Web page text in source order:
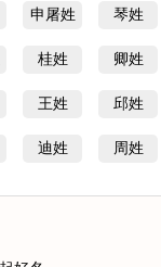
申屠姓 琴姓
桂姓 卿姓
王姓 邱姓
迪姓 周姓